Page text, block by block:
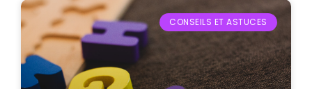
CONSEILS ET ASTUCES